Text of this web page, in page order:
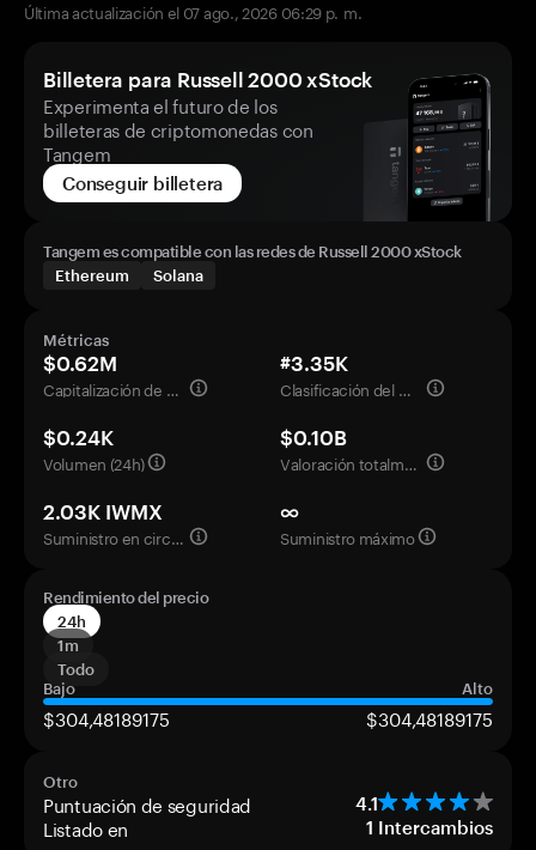
Última actualización el 07 ago., 2026 06:29 p. m.
Billetera para Russell 2000 xStock
Experimenta el futuro de los
billeteras de criptomonedas con
Tangem
Conseguir billetera
Tangem es compatible con las redes de Russell 2000 xStock
Ethereum
Solana
Métricas
$0.62M
Capitalización de mercado
#3.35K
Clasificación del mercado
$0.24K
Volumen (24h)
$0.10B
Valoración totalmente diluida
2.03K IWMX
Suministro en circulación
∞
Suministro máximo
Rendimiento del precio
24h
1m
Todo
Bajo
Alto
$304,48189175 $304,48189175
Otro
Puntuación de seguridad 4.1
Listado en 1 Intercambios